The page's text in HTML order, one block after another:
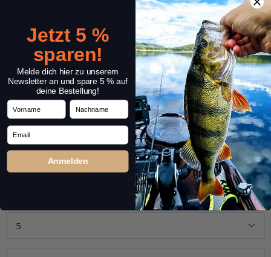
Jetzt 5 %
sparen!
Melde dich hier zu unserem
Newsletter an und spare 5 % auf
deine Bestellung!
Vorname Nachname
Email
Anmelden